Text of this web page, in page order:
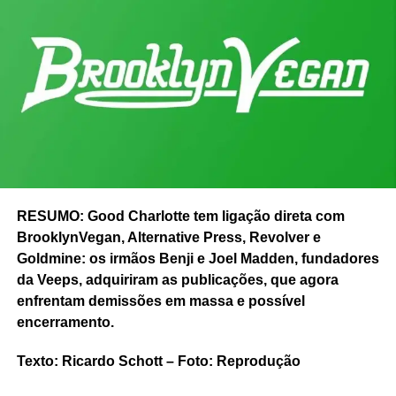
RESUMO: Good Charlotte tem ligação direta com
BrooklynVegan, Alternative Press, Revolver e
Goldmine: os irmãos Benji e Joel Madden, fundadores
da Veeps, adquiriram as publicações, que agora
enfrentam demissões em massa e possível
encerramento.
Texto: Ricardo Schott – Foto: Reprodução